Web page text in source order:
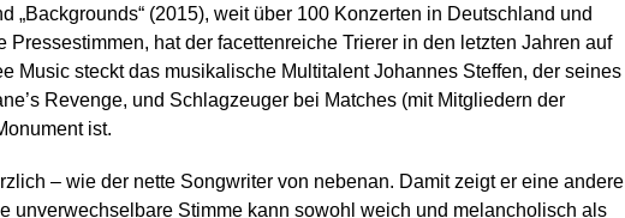
„Backgrounds“ (2015), weit über 100 Konzerten in Deutschland und
hat der facettenreiche Trierer in den letzten Jahren auf
Music steckt das musikalische Multitalent Johannes Steffen, der seines
Revenge, und Schlagzeuger bei Matches (mit Mitgliedern der
ist.
– wie der nette Songwriter von nebenan. Damit zeigt er eine andere
unverwechselbare Stimme kann sowohl weich und melancholisch als